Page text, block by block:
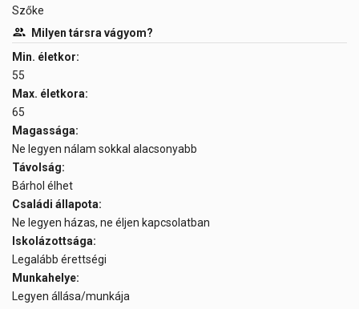
Szőke
Milyen társra vágyom?
Min. életkor:
55
Max. életkora:
65
Magassága:
Ne legyen nálam sokkal alacsonyabb
Távolság:
Bárhol élhet
Családi állapota:
Ne legyen házas, ne éljen kapcsolatban
Iskolázottsága:
Legalább érettségi
Munkahelye:
Legyen állása/munkája